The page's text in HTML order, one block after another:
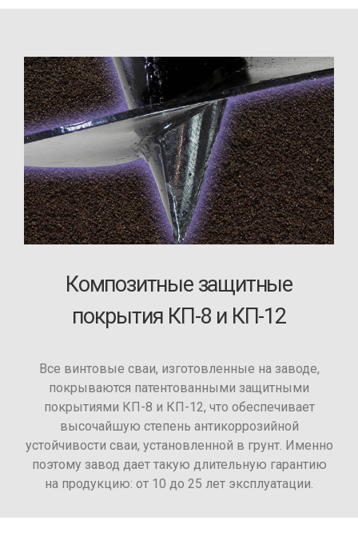
Композитные защитные
покрытия КП-8 и КП-12
Все винтовые сваи, изготовленные на заводе,
покрываются патентованными защитными
покрытиями КП-8 и КП-12, что обеспечивает
высочайшую степень антикоррозийной
устойчивости сваи, установленной в грунт. Именно
поэтому завод дает такую длительную гарантию
на продукцию: от 10 до 25 лет эксплуатации.